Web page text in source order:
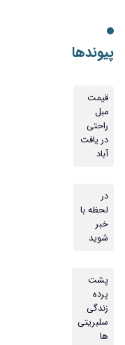
پیوندها
قیمت
مبل
راحتی
در یافت
آباد
در
لحظه با
خبر
شوید
پشت
پرده
زندگی
سلبریتی
ها